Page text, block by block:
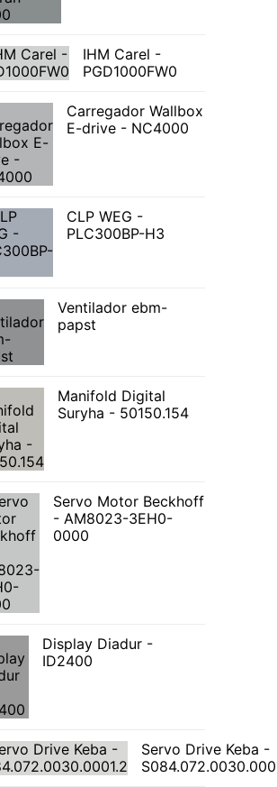
IHM Carel -
PGD1000FW0
Carregador Wallbox
E-drive - NC4000
CLP WEG -
PLC300BP-H3
Ventilador ebm-
papst
Manifold Digital
Suryha - 50150.154
Servo Motor Beckhoff
- AM8023-3EH0-
0000
Display Diadur -
ID2400
Servo Drive Keba -